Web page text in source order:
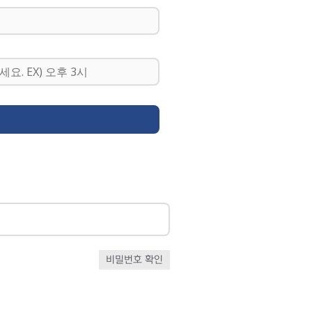
비밀번호 확인